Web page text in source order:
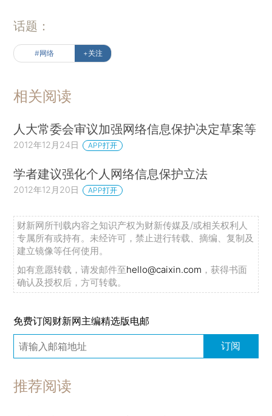
话题：
#网络 +关注
相关阅读
人大常委会审议加强网络信息保护决定草案等
2012年12月24日 APP打开
学者建议强化个人网络信息保护立法
2012年12月20日 APP打开
财新网所刊载内容之知识产权为财新传媒及/或相关权利人
专属所有或持有。未经许可，禁止进行转载、摘编、复制及
建立镜像等任何使用。
如有意愿转载，请发邮件至hello@caixin.com ，获得书面
确认及授权后，方可转载。
免费订阅财新网主编精选版电邮
订阅
推荐阅读